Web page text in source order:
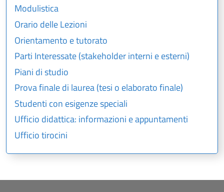
Modulistica
Orario delle Lezioni
Orientamento e tutorato
Parti Interessate (stakeholder interni e esterni)
Piani di studio
Prova finale di laurea (tesi o elaborato finale)
Studenti con esigenze speciali
Ufficio didattica: informazioni e appuntamenti
Ufficio tirocini